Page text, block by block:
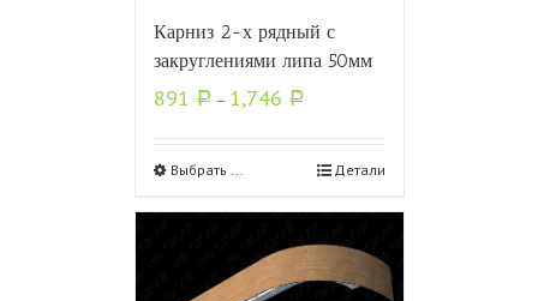
Карниз 2-х рядный с
закруглениями липа 50мм
891 Р – 1,746 Р
Выбрать ... Детали